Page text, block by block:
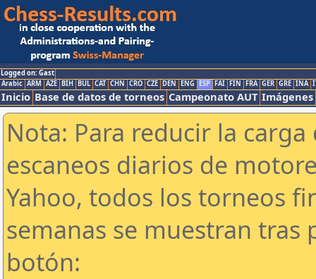
Logged on: Gast
Arabic ARM AZE BIH BUL CAT CHN CRO CZE DEN ENG ESP FAI FIN FRA GER GRE INA
Inicio Base de datos de torneos Campeonato AUT Imágenes
Nota: Para reducir la
escaneos diarios de
Yahoo, todos los torneos
semanas se muestran tras
botón: